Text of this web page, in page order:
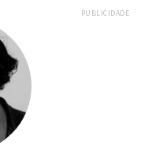
PUBLICIDADE